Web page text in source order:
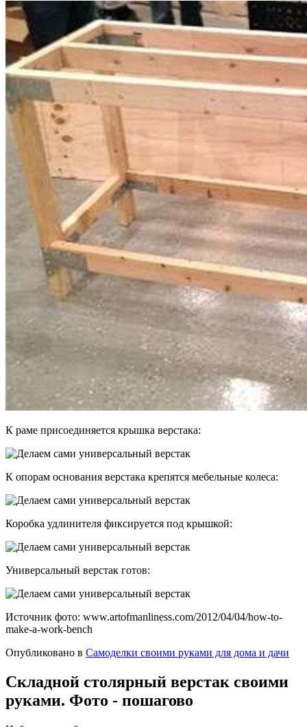
К раме присоединяется крышка верстака:
К опорам основания верстака крепятся мебельные колеса:
Коробка удлинителя фиксируется под крышкой:
Универсальный верстак готов:
Источник фото: www.artofmanliness.com/2012/04/04/how-to-
make-a-work-bench
Опубликовано в Самоделки своими руками для дома и дачи
Складной столярный верстак своими
руками. Фото - пошагово